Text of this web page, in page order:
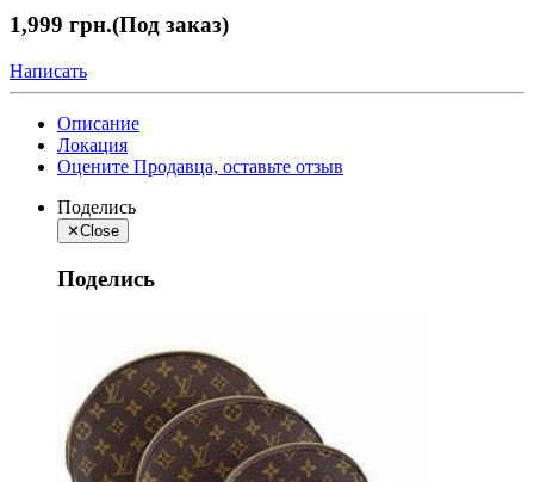
1,999 грн.(Под заказ)
Написать
Описание
Локация
Оцените Продавца, оставьте отзыв
Поделись
✕Close
Поделись